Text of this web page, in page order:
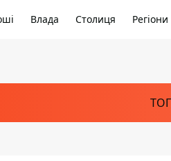
Влада Столиця Регіони